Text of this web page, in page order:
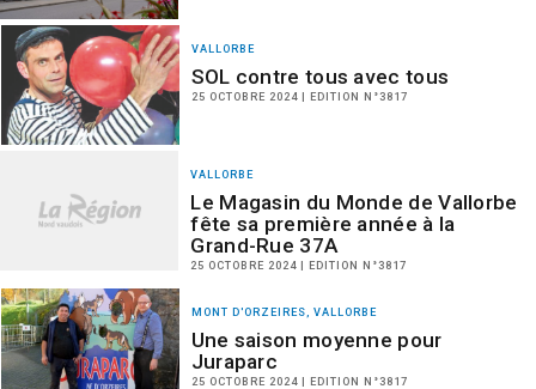
VALLORBE
SOL contre tous avec tous
25 OCTOBRE 2024 | EDITION N°3817
VALLORBE
Le Magasin du Monde de Vallorbe
fête sa première année à la
Grand-Rue 37A
25 OCTOBRE 2024 | EDITION N°3817
MONT D'ORZEIRES, VALLORBE
Une saison moyenne pour
Juraparc
25 OCTOBRE 2024 | EDITION N°3817